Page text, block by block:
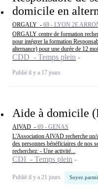
domicile en
ORGALY - 69 - LYON 2E
ORGALY centre de formation
pour intégrer la formation
alternance) pour une durée de 12
CDD - Temps plein
Publié il y a 17 jours
Aide à domicile
AIVAD - 69 - GENAS
L'Association AIVAD recherche
des personnes bénéficiaires de nos
recherchez: - Une activité...
CDI - Temps plein
Publié il y a 21 jours Soyez